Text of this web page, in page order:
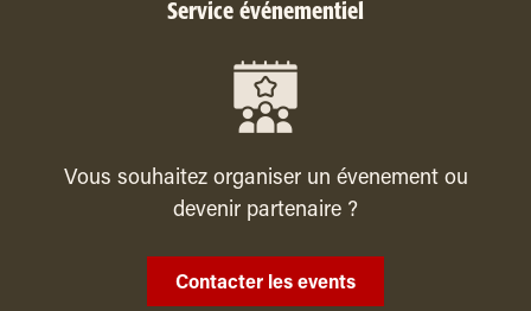
Service événementiel
Vous souhaitez organiser un évenement ou
devenir partenaire ?
Contacter les events